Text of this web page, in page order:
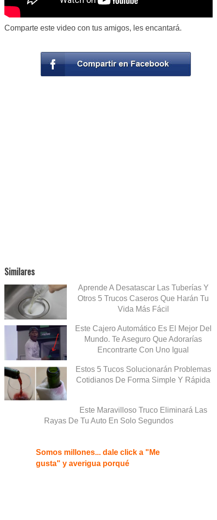
Comparte este video con tus amigos, les encantará.
Similares
Aprende A Desatascar Las Tuberías Y
Otros 5 Trucos Caseros Que Harán Tu
Vida Más Fácil
Este Cajero Automático Es El Mejor Del
Mundo. Te Aseguro Que Adorarías
Encontrarte Con Uno Igual
Estos 5 Tucos Solucionarán Problemas
Cotidianos De Forma Simple Y Rápida
Este Maravilloso Truco Eliminará Las
Rayas De Tu Auto En Solo Segundos
Somos millones... dale click a "Me
gusta" y averigua porqué